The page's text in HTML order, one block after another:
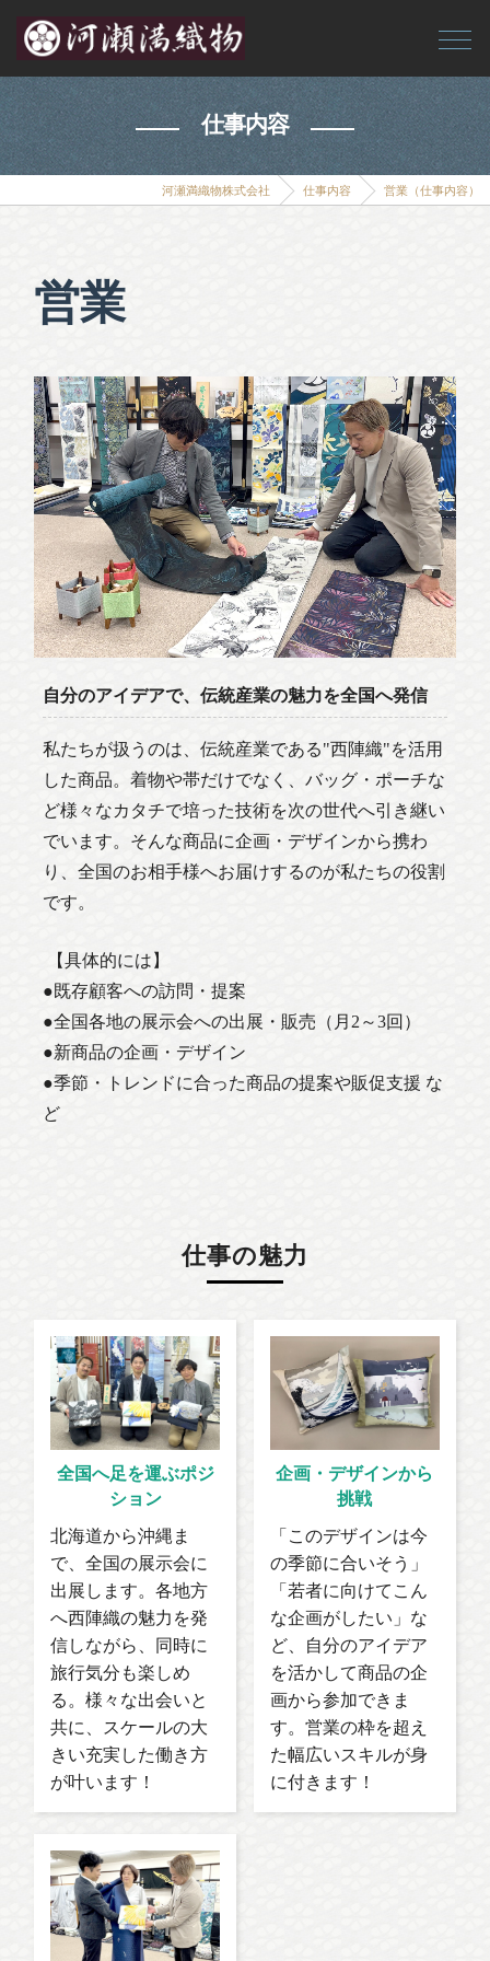
仕事内容
河瀬満織物株式会社 仕事内容 営業（仕事内容）
営業
自分のアイデアで、伝統産業の魅力を全国へ発信
私たちが扱うのは、伝統産業である"西陣織"を活用
した商品。着物や帯だけでなく、バッグ・ポーチな
ど様々なカタチで培った技術を次の世代へ引き継い
でいます。そんな商品に企画 ・デザインから携わ
り、全国のお相手様へお届けするのが私たちの役割
です。
【具体的には】
●既存顧客への訪問・提案
●全国各地の展示会への出展・販売（月2～3回）
●新商品の企画・デザイン
●季節・トレンドに合った商品の提案や販促支援 な
ど
仕事の魅力
全国へ足を運ぶポジ
ション
北海道から沖縄ま
で、全国の展示会に
出展します。各地方
へ西陣織の魅力を発
信しながら、同時に
旅行気分も楽しめ
る。様々な出会いと
共に、スケールの大
きい充実した働き方
が叶います！
企画・デザインから
挑戦
「このデザインは今
の季節に合いそう」
「若者に向けてこん
な企画がしたい」な
ど、自分のアイデア
を活かして商品の企
画から参加できま
す。営業の枠を超え
た幅広いスキルが身
に付きます！